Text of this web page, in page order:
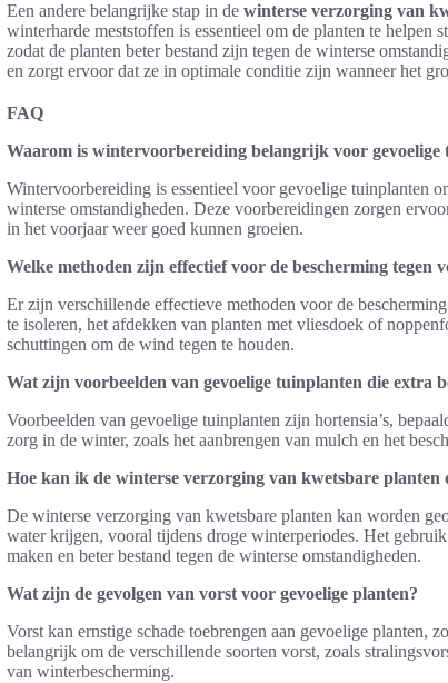
Een andere belangrijke stap in de winterse verzorging van
winterharde meststoffen is essentieel om de planten te
zodat de planten beter bestand zijn tegen de winterse
en zorgt ervoor dat ze in optimale conditie zijn wanneer het
FAQ
Waarom is wintervoorbereiding belangrijk voor gevoelige
Wintervoorbereiding is essentieel voor gevoelige tuinplanten
winterse omstandigheden. Deze voorbereidingen zorgen
in het voorjaar weer goed kunnen groeien.
Welke methoden zijn effectief voor de bescherming tegen
Er zijn verschillende effectieve methoden voor de
te isoleren, het afdekken van planten met vliesdoek of
schuttingen om de wind tegen te houden.
Wat zijn voorbeelden van gevoelige tuinplanten die extra
Voorbeelden van gevoelige tuinplanten zijn hortensia’s,
zorg in de winter, zoals het aanbrengen van mulch en het
Hoe kan ik de winterse verzorging van kwetsbare planten
De winterse verzorging van kwetsbare planten kan worden
water krijgen, vooral tijdens droge winterperiodes. Het
maken en beter bestand tegen de winterse omstandigheden.
Wat zijn de gevolgen van vorst voor gevoelige planten?
Vorst kan ernstige schade toebrengen aan gevoelige planten,
belangrijk om de verschillende soorten vorst, zoals
van winterbescherming.